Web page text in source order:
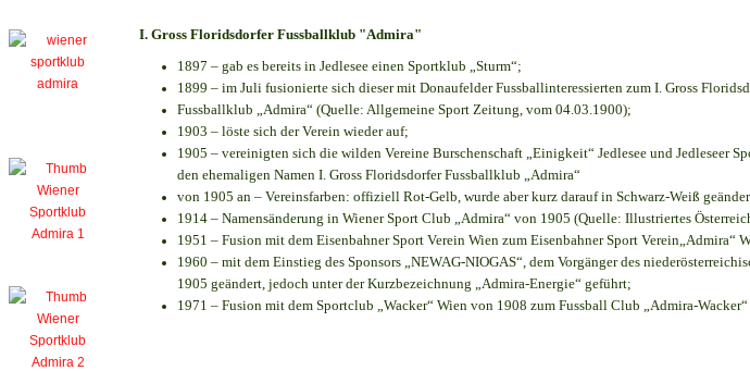
I. Gross Floridsdorfer Fussballklub "Admira"
1897 – gab es bereits in Jedlesee einen Sportklub „Sturm“;
1899 – im Juli fusionierte sich dieser mit Donaufelder Fussballinteressierten zum I. Gross
Fussballklub „Admira“ (Quelle: Allgemeine Sport Zeitung, vom 04.03.1900);
1903 – löste sich der Verein wieder auf;
1905 – vereinigten sich die wilden Vereine Burschenschaft „Einigkeit“ Jedlesee und Jedleseer
den ehemaligen Namen I. Gross Floridsdorfer Fussballklub „Admira“
von 1905 an – Vereinsfarben: offiziell Rot-Gelb, wurde aber kurz darauf in Schwarz-Weiß
1914 – Namensänderung in Wiener Sport Club „Admira“ von 1905 (Quelle: Illustriertes
1951 – Fusion mit dem Eisenbahner Sport Verein Wien zum Eisenbahner Sport Verein„Admira“
1960 – mit dem Einstieg des Sponsors „NEWAG-NIOGAS“, dem Vorgänger des
1905 geändert, jedoch unter der Kurzbezeichnung „Admira-Energie“ geführt;
1971 – Fusion mit dem Sportclub „Wacker“ Wien von 1908 zum Fussball Club „Admira-Wacker“